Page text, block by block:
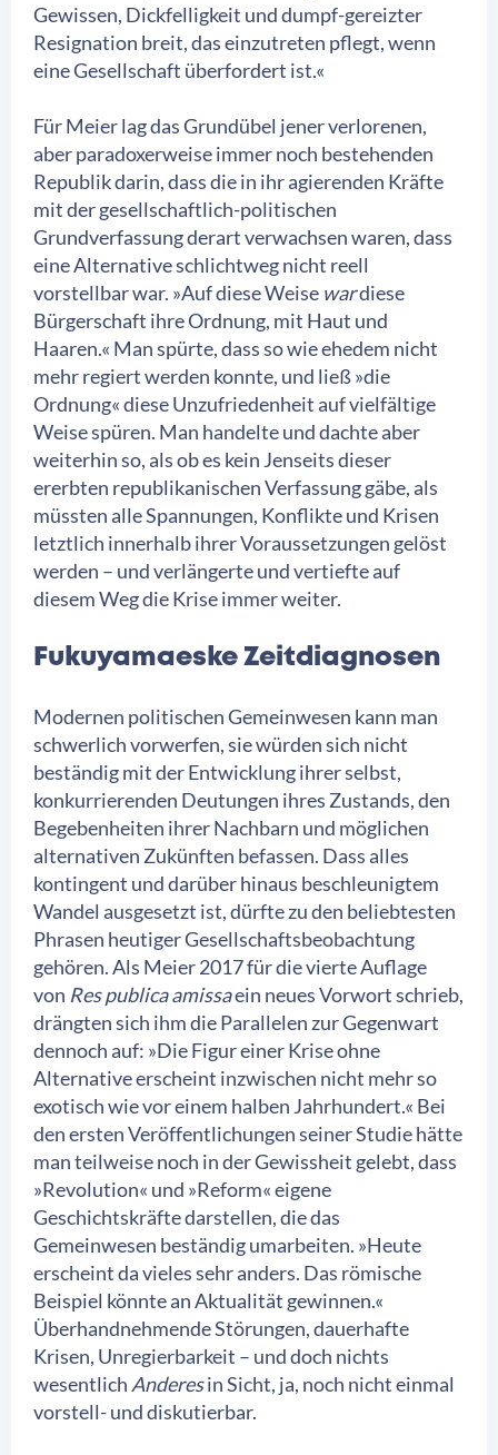
Gewissen, Dickfelligkeit und dumpf-gereizter
Resignation breit, das einzutreten pflegt, wenn
eine Gesellschaft überfordert ist.«
Für Meier lag das Grundübel jener verlorenen,
aber paradoxerweise immer noch bestehenden
Republik darin, dass die in ihr agierenden Kräfte
mit der gesellschaftlich-politischen
Grundverfassung derart verwachsen waren, dass
eine Alternative schlichtweg nicht reell
vorstellbar war. »Auf diese Weise wardiese
Bürgerschaft ihre Ordnung, mit Haut und
Haaren.« Man spürte, dass so wie ehedem nicht
mehr regiert werden konnte, und ließ »die
Ordnung« diese Unzufriedenheit auf vielfältige
Weise spüren. Man handelte und dachte aber
weiterhin so, als ob es kein Jenseits dieser
ererbten republikanischen Verfassung gäbe, als
müssten alle Spannungen, Konflikte und Krisen
letztlich innerhalb ihrer Voraussetzungen gelöst
werden – und verlängerte und vertiefte auf
diesem Weg die Krise immer weiter.
Fukuyamaeske Zeitdiagnosen
Modernen politischen Gemeinwesen kann man
schwerlich vorwerfen, sie würden sich nicht
beständig mit der Entwicklung ihrer selbst,
konkurrierenden Deutungen ihres Zustands, den
Begebenheiten ihrer Nachbarn und möglichen
alternativen Zukünften befassen. Dass alles
kontingent und darüber hinaus beschleunigtem
Wandel ausgesetzt ist, dürfte zu den beliebtesten
Phrasen heutiger Gesellschaftsbeobachtung
gehören. Als Meier 2017 für die vierte Auflage
von Res publica amissaein neues Vorwort schrieb,
drängten sich ihm die Parallelen zur Gegenwart
dennoch auf: »Die Figur einer Krise ohne
Alternative erscheint inzwischen nicht mehr so
exotisch wie vor einem halben Jahrhundert.« Bei
den ersten Veröffentlichungen seiner Studie hätte
man teilweise noch in der Gewissheit gelebt, dass
»Revolution« und »Reform« eigene
Geschichtskräfte darstellen, die das
Gemeinwesen beständig umarbeiten. »Heute
erscheint da vieles sehr anders. Das römische
Beispiel könnte an Aktualität gewinnen.«
Überhandnehmende Störungen, dauerhafte
Krisen, Unregierbarkeit – und doch nichts
wesentlich Anderesin Sicht, ja, noch nicht einmal
vorstell- und diskutierbar.